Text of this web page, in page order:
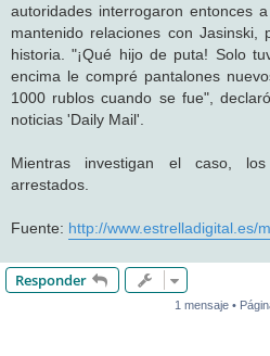
autoridades interrogaron entonces
mantenido relaciones con
historia. "¡Qué hijo de puta! Solo
encima le compré pantalones
1000 rublos cuando se fue",
noticias 'Daily Mail'.
Mientras investigan el caso,
arrestados.
Fuente: http://www.estrelladigital.es/
Responder
1 mensaje •